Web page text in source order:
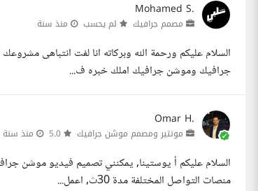
Mohamed S.
مصمم جرافيك لم يحسب منذ سنة
السلام عليكم ورحمة الله وبركاته انا لفت انتباهى
جرافيك وموشن جرافيك املك خبره ف...
Omar H.
مونتير ومصمم موشن جرافيك منذ سنة
السلام عليكم أ يوستينا, يمكنني تصميم فيديو موشن
منصات التواصل المختلفة مدة 30ث, اعمل...